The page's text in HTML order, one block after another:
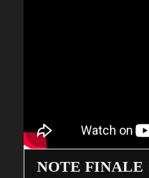
NOTE FINALE